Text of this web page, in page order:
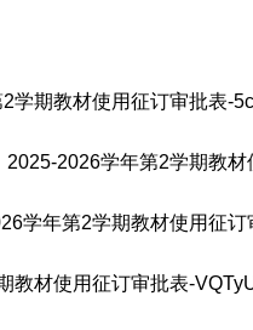
学期教材使用征订审批表-
2026学年第2学期教
学年第2学期教材使用征订
教材使用征订审批表-